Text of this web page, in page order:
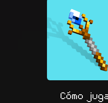
Cómo